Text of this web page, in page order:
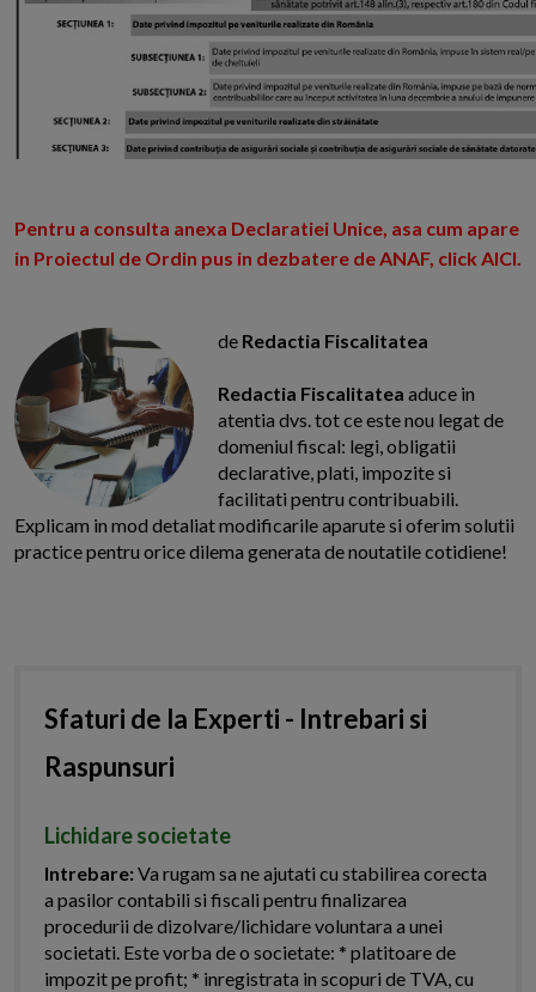
Pentru a consulta anexa Declaratiei Unice, asa cum apare
in Proiectul de Ordin pus in dezbatere de ANAF, click AICI.
de Redactia Fiscalitatea
Redactia Fiscalitatea aduce in
atentia dvs. tot ce este nou legat de
domeniul fiscal: legi, obligatii
declarative, plati, impozite si
facilitati pentru contribuabili.
Explicam in mod detaliat modificarile aparute si oferim solutii
practice pentru orice dilema generata de noutatile cotidiene!
Sfaturi de la Experti - Intrebari si
Raspunsuri
Lichidare societate
Intrebare:Va rugam sa ne ajutati cu stabilirea corecta
a pasilor contabili si fiscali pentru finalizarea
procedurii de dizolvare/lichidare voluntara a unei
societati. Este vorba de o societate: * platitoare de
impozit pe profit; * inregistrata in scopuri de TVA, cu